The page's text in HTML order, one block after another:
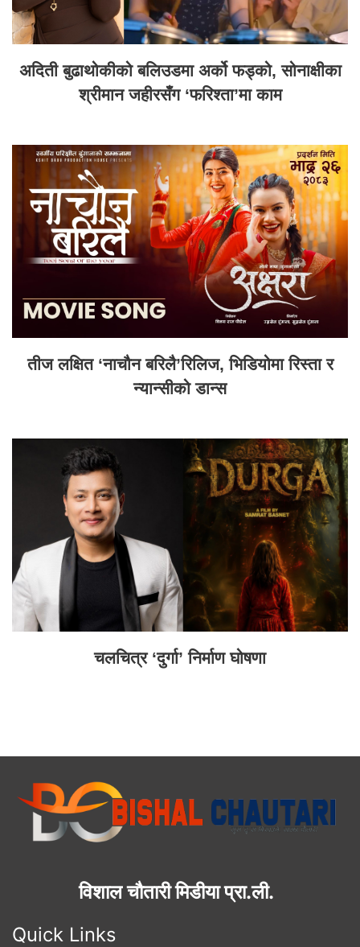
अदिती बुढाथोकीको बलिउडमा अर्को फड्को, सोनाक्षीका
श्रीमान जहीरसँग ‘फरिश्ता’मा काम
तीज लक्षित ‘नाचौन बरिलै’रिलिज, भिडियोमा रिस्ता र
न्यान्सीको डान्स
चलचित्र ‘दुर्गा’ निर्माण घोषणा
विशाल चौतारी मिडीया प्रा.ली.
Quick Links